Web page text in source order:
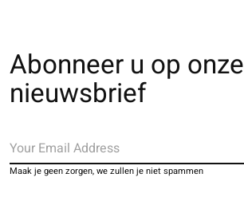
Abonneer u op onze
nieuwsbrief
Maak je geen zorgen, we zullen je niet spammen